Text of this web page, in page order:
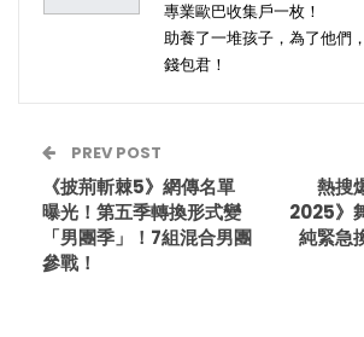
專業歐巴收集戶一枚！
助養了一堆孩子，為了他們
錢包君！
PREV POST
《披荊斬棘5》網傳名單
曝光！第五季轉換形式變
「男團季」！7組混合男團
參戰！
熱搜
2025》
純緊急